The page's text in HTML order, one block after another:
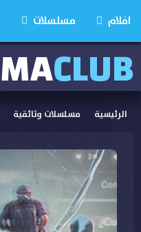
افلام مسلسلات
CLUB
الرئيسية مسلسلات وثائقية